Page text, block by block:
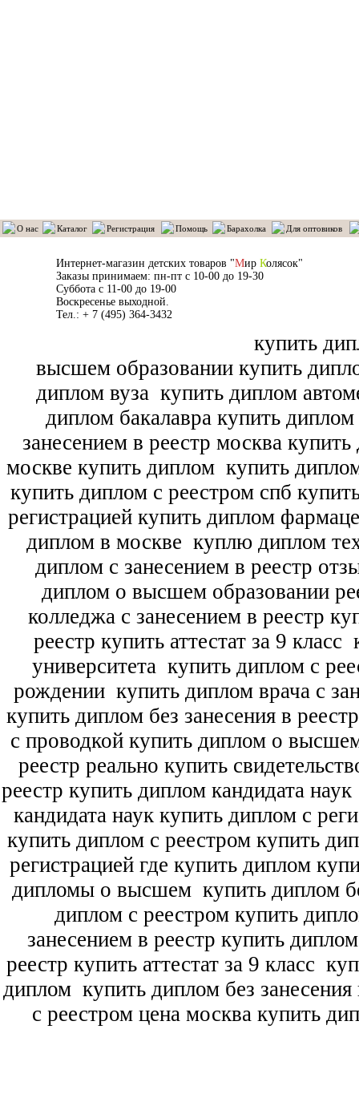
О нас Каталог Регистрация Помощь Барахолка Для оптовиков
Интернет-магазин детских товаров "Мир Колясок"
Заказы принимаем: пн-пт с 10-00 до 19-30
Суббота с 11-00 до 19-00
Воскресенье выходной.
Тел.: + 7 (495) 364-3432
купить
высшем образовании купить
диплом вуза купить диплом
диплом бакалавра купить
занесением в реестр москва
москве купить диплом купить
купить диплом с реестром спб
регистрацией купить диплом
диплом в москве куплю диплом
диплом с занесением в реестр
диплом о высшем образовании
колледжа с занесением в реестр
реестр купить аттестат за 9 класс
университета купить диплом с
рождении купить диплом врача с
купить диплом без занесения в
с проводкой купить диплом о
реестр реально купить
реестр купить диплом кандидата наук
кандидата наук купить диплом с
купить диплом с реестром купить
регистрацией где купить диплом
дипломы о высшем купить диплом
диплом с реестром купить
занесением в реестр купить
реестр купить аттестат за 9 класс
диплом купить диплом без
с реестром цена москва купить